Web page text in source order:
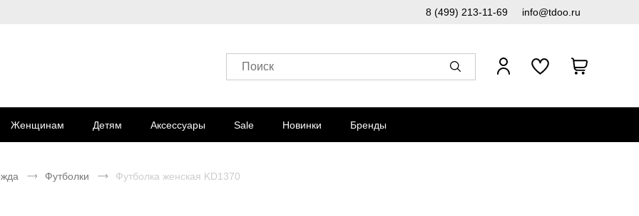
8 (499) 213-11-69 info@tdoo.ru
Поиск
Женщинам Детям Аксессуары Sale Новинки Бренды
Футболки Футболка женская KD1370